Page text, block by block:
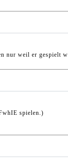
weil er gespielt
spielen.)